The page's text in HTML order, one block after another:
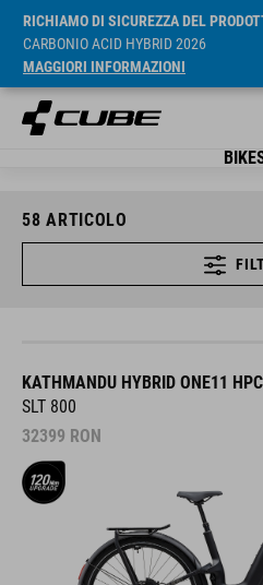
RICHIAMO DI SICUREZZA DEL
CARBONIO ACID HYBRID 2026
MAGGIORI INFORMAZIONI
58 ARTICOLO
KATHMANDU HYBRID ONE11 HPC
SLT 800
32399 RON